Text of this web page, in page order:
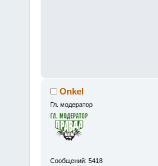
Onkel
Гл. модератор
Сообщений: 5418